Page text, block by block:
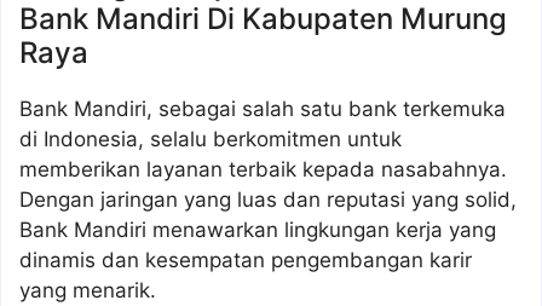
Bank Mandiri Di Kabupaten Murung
Raya
Bank Mandiri, sebagai salah satu bank terkemuka
di Indonesia, selalu berkomitmen untuk
memberikan layanan terbaik kepada nasabahnya.
Dengan jaringan yang luas dan reputasi yang solid,
Bank Mandiri menawarkan lingkungan kerja yang
dinamis dan kesempatan pengembangan karir
yang menarik.